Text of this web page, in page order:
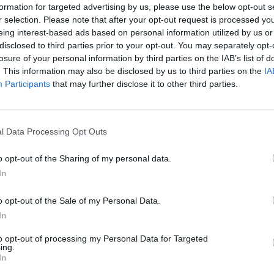
for targeted advertising by us, please use the below opt-out
selection. Please note that after your opt-out request is processed
interest-based ads based on personal information utilized by us
to third parties prior to your opt-out. You may separately
of your personal information by third parties on the IAB’s list of
This information may also be disclosed by us to third parties on the
Participants that may further disclose it to other third parties.
Data Processing Opt Outs
opt-out of the Sharing of my personal data.
opt-out of the Sale of my Personal Data.
opt-out of processing my Personal Data for Targeted
de „át kéne váltani ezt formai hatalomra”. Elméláznak
Európai Unió, ha nincs a második világháború,
valamint beszélnek arról is, hogy ki találta ki a
igazság Tóth Máté szavaiban. Vannak genetikai különbségek, van
intelligens gyerek és van olyan aki se ez, se az. Itt jön a baloldal